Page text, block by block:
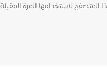
المتصفح لاستخدامها المرة